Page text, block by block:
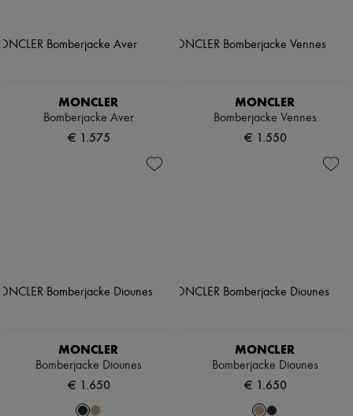
MONCLER
Bomberjacke Aver
€ 1.575
MONCLER
Bomberjacke Vennes
€ 1.550
MONCLER
Bomberjacke Diounes
€ 1.650
MONCLER
Bomberjacke Diounes
€ 1.650